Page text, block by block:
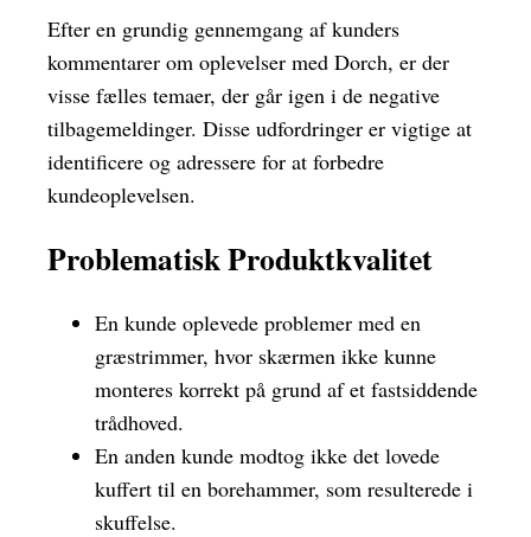
Efter en grundig gennemgang af kunders
kommentarer om oplevelser med Dorch, er der
visse fælles temaer, der går igen i de negative
tilbagemeldinger. Disse udfordringer er vigtige at
identificere og adressere for at forbedre
kundeoplevelsen.
Problematisk Produktkvalitet
En kunde oplevede problemer med en
græstrimmer, hvor skærmen ikke kunne
monteres korrekt på grund af et fastsiddende
trådhoved.
En anden kunde modtog ikke det lovede
kuffert til en borehammer, som resulterede i
skuffelse.